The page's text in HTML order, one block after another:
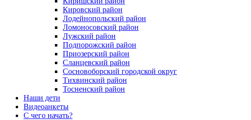
Кировский район
Лодейнопольский район
Ломоносовский район
Лужский район
Подпорожский район
Приозерский район
Сланцевский район
Сосновоборский городской округ
Тихвинский район
Тосненcкий район
Наши дети
Видеоанкеты
С чего начать?